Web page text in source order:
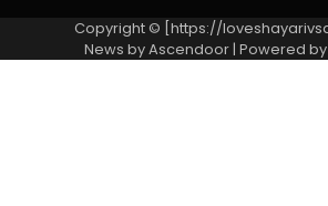
Copyright © [https://
News byAscendoor| Powered by